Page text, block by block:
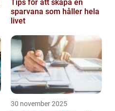
Tips för att skapa en
sparvana som håller hela
livet
30 november 2025